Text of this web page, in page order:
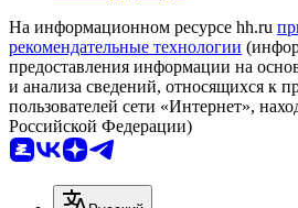
На информационном ресурсе hh.ru
рекомендательные технологии
предоставления информации на
и анализа сведений, относящихся к
пользователей сети «Интернет»,
Российской Федерации)